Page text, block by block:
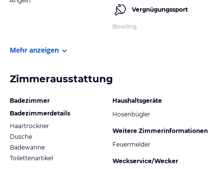
Vergnügungssport
Bowling
Mehr anzeigen
Zimmerausstattung
Badezimmer
Badezimmerdetails
Haartrockner
Dusche
Badewanne
Toilettenartikel
Haushaltsgeräte
Hosenbügler
Weitere Zimmerinformationen
Feuermelder
Weckservice/Wecker